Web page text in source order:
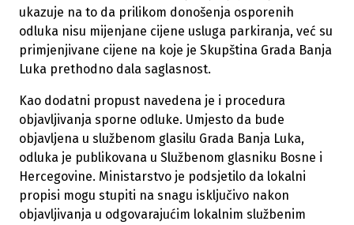
ukazuje na to da prilikom donošenja osporenih
odluka nisu mijenjane cijene usluga parkiranja, već su
primjenjivane cijene na koje je Skupština Grada Banja
Luka prethodno dala saglasnost.
Kao dodatni propust navedena je i procedura
objavljivanja sporne odluke. Umjesto da bude
objavljena u službenom glasilu Grada Banja Luka,
odluka je publikovana u Službenom glasniku Bosne i
Hercegovine. Ministarstvo je podsjetilo da lokalni
propisi mogu stupiti na snagu isključivo nakon
objavljivanja u odgovarajućim lokalnim službenim